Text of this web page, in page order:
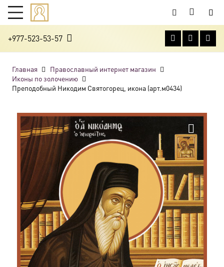
+977-523-53-57
Главная
Православный интернет магазин
Иконы по золочению
Преподобный Никодим Святогорец, икона (арт.м0434)